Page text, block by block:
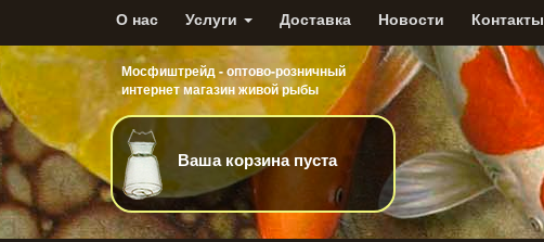
О нас Услуги Доставка Новости Контакты
Мосфиштрейд - оптово-розничный
интернет магазин живой рыбы
Ваша корзина пуста